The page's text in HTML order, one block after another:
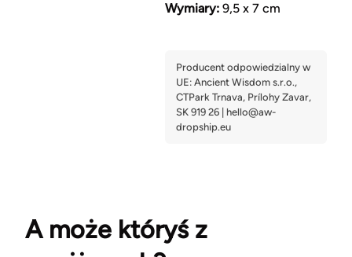
Wymiary:9,5 x 7 cm
A może któryś z